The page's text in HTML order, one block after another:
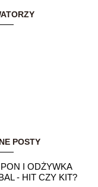
POSTY
I ODŻYWKA
- HIT CZY KIT?